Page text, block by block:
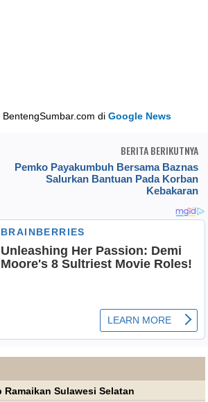
BentengSumbar.com diGoogle News
BERITA BERIKUTNYA
Pemko Payakumbuh Bersama Baznas
Salurkan Bantuan Pada Korban
Kebakaran
Ramaikan Sulawesi Selatan